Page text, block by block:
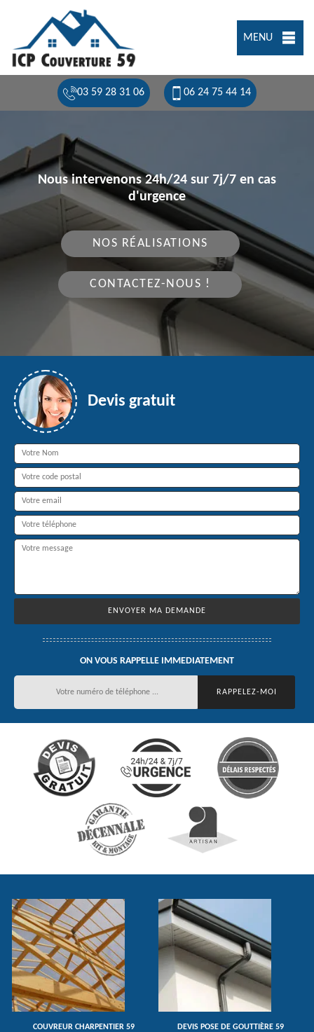
MENU
03 59 28 31 06 06 24 75 44 14
Nous intervenons 24h/24 sur 7j/7 en cas
d'urgence
NOS RÉALISATIONS
CONTACTEZ-NOUS !
Devis gratuit
ON VOUS RAPPELLE IMMEDIATEMENT
COUVREUR CHARPENTIER 59 DEVIS POSE DE GOUTTIÈRE 59